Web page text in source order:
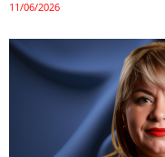
11/06/2026